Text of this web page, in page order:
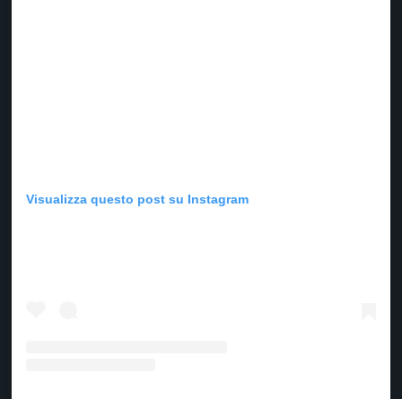
Visualizza questo post su Instagram